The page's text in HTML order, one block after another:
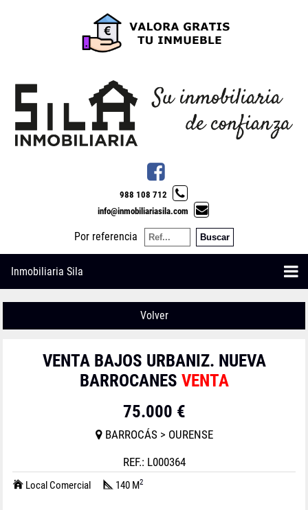
988 108 712
info@inmobiliariasila.com
Inmobiliaria Sila
Por referencia
Volver
VENTA BAJOS URBANIZ. NUEVA
BARROCANES VENTA
75.000 €
BARROCÁS > OURENSE
REF.: L000364
Local Comercial 140 M2